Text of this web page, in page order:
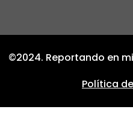
©2024. Reportando en
Política